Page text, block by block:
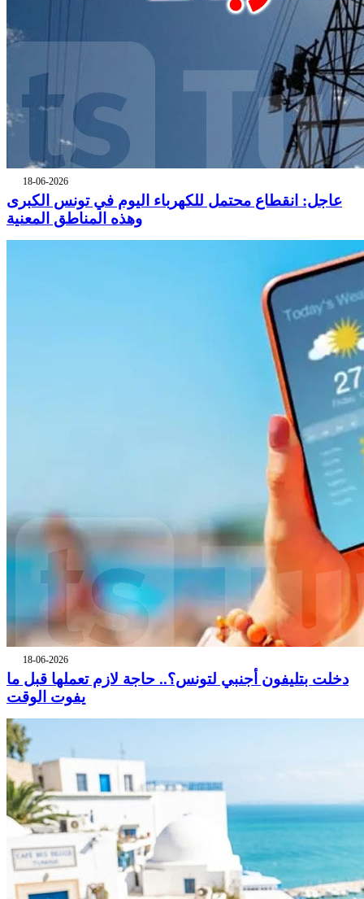
18-06-2026
عاجل: انقطاع محتمل للكهرباء اليوم في تونس الكبرى
وهذه المناطق المعنية
18-06-2026
دخلت بتليفون أجنبي لتونس؟.. حاجة لازم تعملها قبل ما
يفوت الوقت